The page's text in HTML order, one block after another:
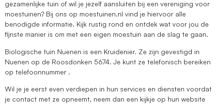
gezamenlijke tuin of wil je jezelf aansluiten bij een vereniging voor
moestuinen? Bij ons op moestuinen.nl vind je hiervoor alle
benodigde informatie. Kijk rustig rond en ontdek wat voor jou de
fijnste manier is om met een eigen moestuin aan de slag te gaan.
Biologische tuin Nuenen is een Kruidenier. Ze zijn gevestigd in
Nuenen op de Roosdonken 5674. Je kunt ze telefonisch bereiken
op telefoonnummer .
Wil je je eerst even verdiepen in hun services en diensten voordat
je contact met ze opneemt, neem dan een kijkje op hun website